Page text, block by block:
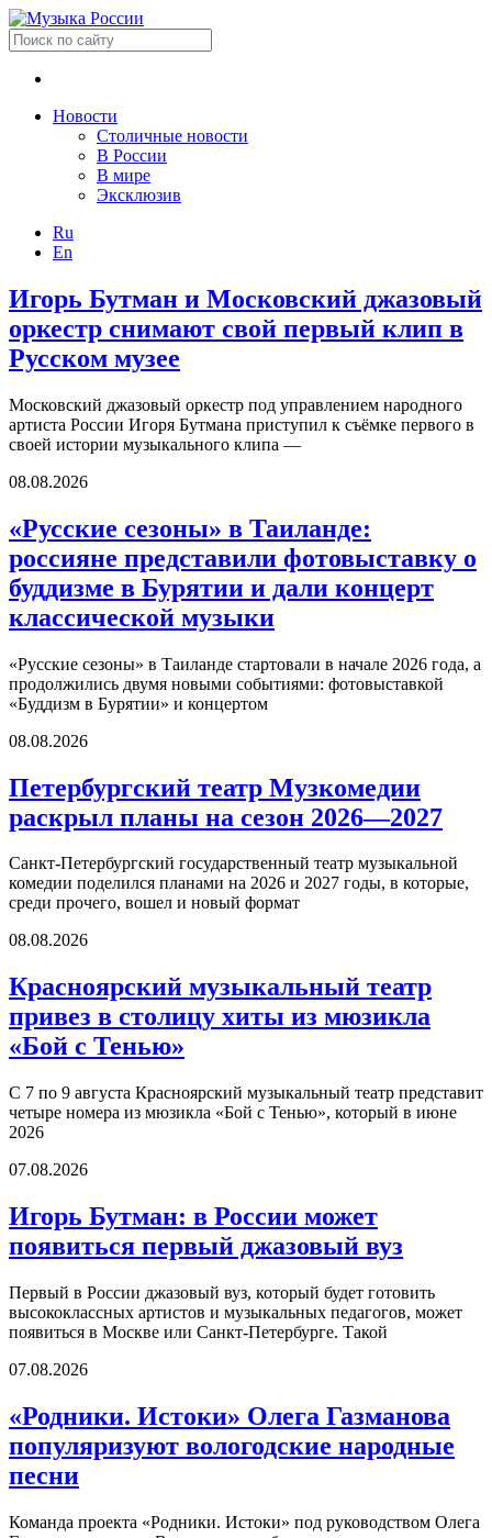
Новости
Столичные новости
В России
В мире
Эксклюзив
Ru
En
Игорь Бутман и Московский джазовый
оркестр снимают свой первый клип в
Русском музее
Московский джазовый оркестр под управлением народного
артиста России Игоря Бутмана приступил к съёмке первого в
своей истории музыкального клипа —
08.08.2026
«Русские сезоны» в Таиланде:
россияне представили фотовыставку о
буддизме в Бурятии и дали концерт
классической музыки
«Русские сезоны» в Таиланде стартовали в начале 2026 года, а
продолжились двумя новыми событиями: фотовыставкой
«Буддизм в Бурятии» и концертом
08.08.2026
Петербургский театр Музкомедии
раскрыл планы на сезон 2026—2027
Санкт-Петербургский государственный театр музыкальной
комедии поделился планами на 2026 и 2027 годы, в которые,
среди прочего, вошел и новый формат
08.08.2026
Красноярский музыкальный театр
привез в столицу хиты из мюзикла
«Бой с Тенью»
С 7 по 9 августа Красноярский музыкальный театр представит
четыре номера из мюзикла «Бой с Тенью», который в июне
2026
07.08.2026
Игорь Бутман: в России может
появиться первый джазовый вуз
Первый в России джазовый вуз, который будет готовить
высококлассных артистов и музыкальных педагогов, может
появиться в Москве или Санкт-Петербурге. Такой
07.08.2026
«Родники. Истоки» Олега Газманова
популяризуют вологодские народные
песни
Команда проекта «Родники. Истоки» под руководством Олега